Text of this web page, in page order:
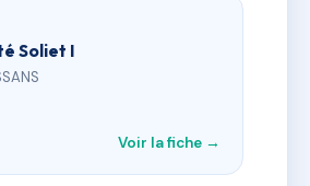
Soliet I
Voir la fiche →